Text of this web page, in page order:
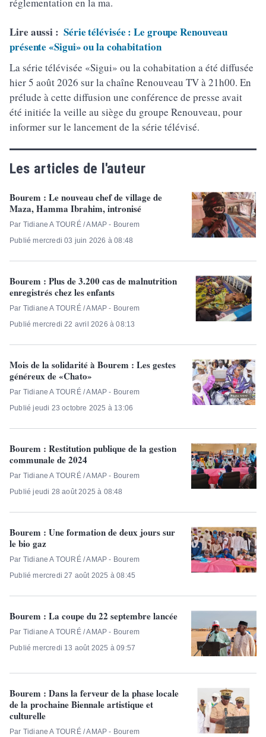
réglementation en la ma.
Lire aussi : Série télévisée : Le groupe Renouveau
présente «Sigui» ou la cohabitation
La série télévisée «Sigui» ou la cohabitation a été diffusée
hier 5 août 2026 sur la chaîne Renouveau TV à 21h00. En
prélude à cette diffusion une conférence de presse avait
été initiée la veille au siège du groupe Renouveau, pour
informer sur le lancement de la série télévisé.
Les articles de l'auteur
Bourem : Le nouveau chef de village de
Maza, Hamma Ibrahim, intronisé
Par Tidiane A TOURÉ / AMAP - Bourem
Publié mercredi 03 juin 2026 à 08:48
Bourem : Plus de 3.200 cas de malnutrition
enregistrés chez les enfants
Par Tidiane A TOURÉ / AMAP - Bourem
Publié mercredi 22 avril 2026 à 08:13
Mois de la solidarité à Bourem : Les gestes
généreux de «Chato»
Par Tidiane A TOURÉ / AMAP - Bourem
Publié jeudi 23 octobre 2025 à 13:06
Bourem : Restitution publique de la gestion
communale de 2024
Par Tidiane A TOURÉ / AMAP - Bourem
Publié jeudi 28 août 2025 à 08:48
Bourem : Une formation de deux jours sur
le bio gaz
Par Tidiane A TOURÉ / AMAP - Bourem
Publié mercredi 27 août 2025 à 08:45
Bourem : La coupe du 22 septembre lancée
Par Tidiane A TOURÉ / AMAP - Bourem
Publié mercredi 13 août 2025 à 09:57
Bourem : Dans la ferveur de la phase locale
de la prochaine Biennale artistique et
culturelle
Par Tidiane A TOURÉ / AMAP - Bourem